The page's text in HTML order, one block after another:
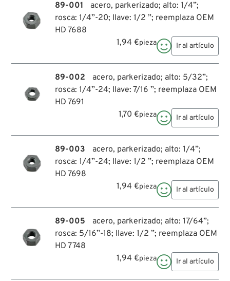
89-001
acero, parkerizado; alto: 1/4”;
rosca: 1/4”-20; llave: 1/2 ”; reemplaza OEM
HD 7688
1,94 €pieza Ir al artículo
89-002
acero, parkerizado; alto: 5/32”;
rosca: 1/4”-24; llave: 7/16 ”; reemplaza OEM
HD 7691
1,70 €pieza Ir al artículo
89-003
acero, parkerizado; alto: 1/4”;
rosca: 1/4”-24; llave: 1/2 ”; reemplaza OEM
HD 7698
1,94 €pieza Ir al artículo
89-005
acero, parkerizado; alto: 17/64”;
rosca: 5/16”-18; llave: 1/2 ”; reemplaza OEM
HD 7748
1,94 €pieza Ir al artículo